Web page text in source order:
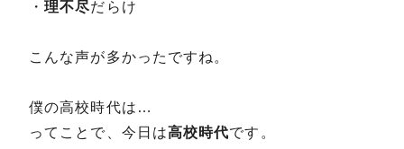
・理不尽だらけ
こんな声が多かったですね。
僕の高校時代は…
ってことで、今日は高校時代です。